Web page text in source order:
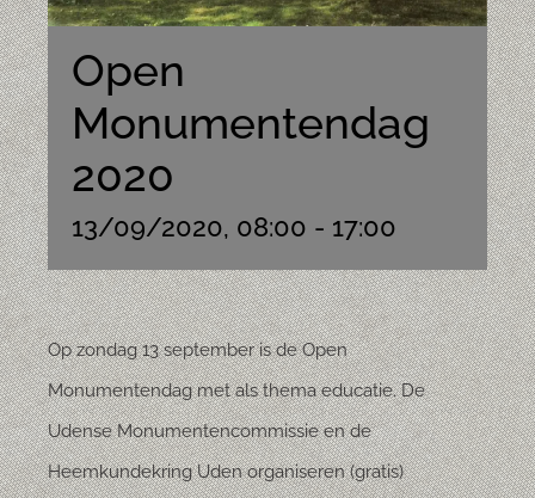
Open
Monumentendag
2020
13/09/2020, 08:00 - 17:00
Op zondag 13 september is de Open
Monumentendag met als thema educatie. De
Udense Monumentencommissie en de
Heemkundekring Uden organiseren (gratis)